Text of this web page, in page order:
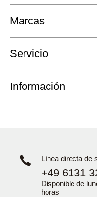
Marcas
Servicio
Información
Línea directa de
+49 6131
Disponible de
horas